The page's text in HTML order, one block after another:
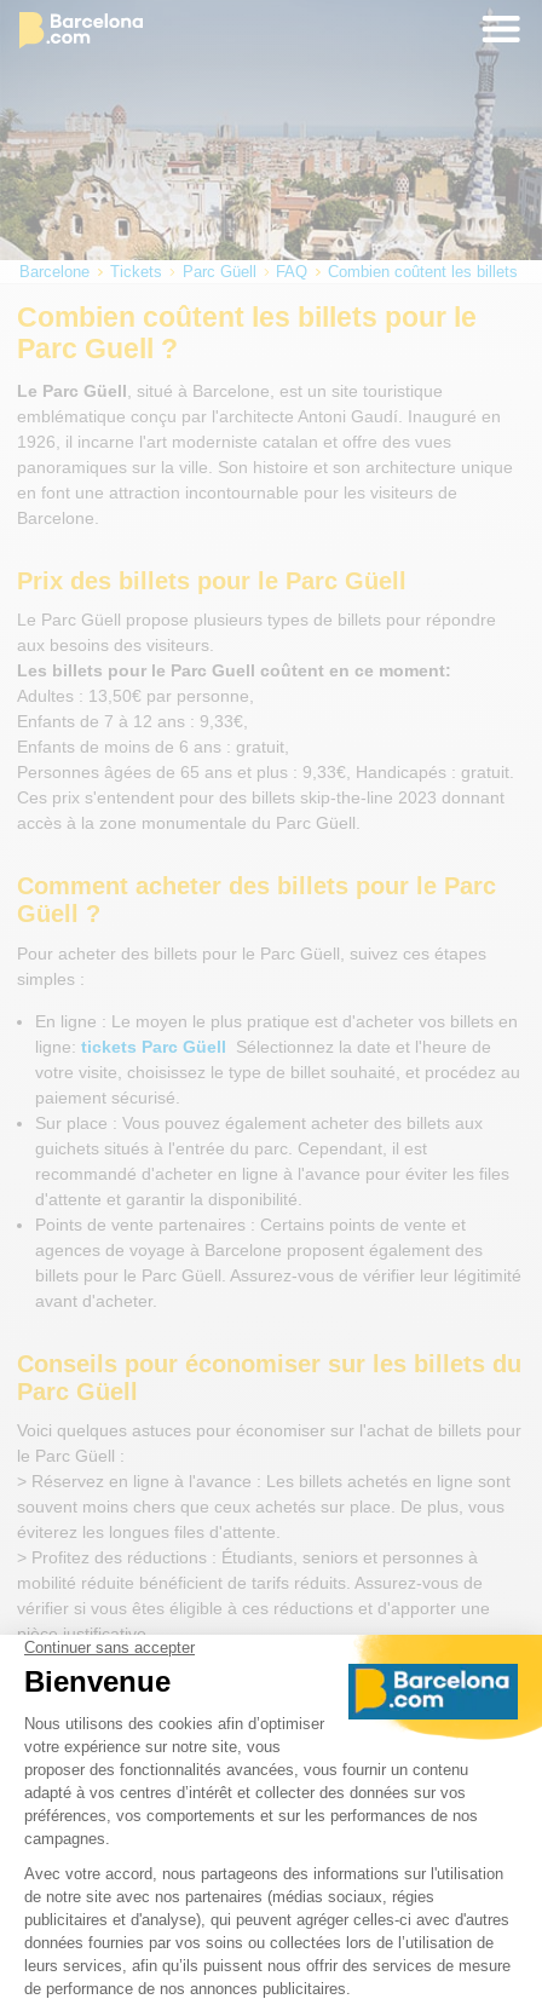
Barcelone Tickets Parc Güell FAQ Combien coûtent les billets
Combien coûtent les billets pour le
Parc Guell ?
Le Parc Güell , situé à Barcelone, est un site touristique
emblématique conçu par l'architecte Antoni Gaudí. Inauguré en
1926, il incarne l'art moderniste catalan et offre des vues
panoramiques sur la ville. Son histoire et son architecture unique
en font une attraction incontournable pour les visiteurs de
Barcelone.
Prix des billets pour le Parc Güell
Le Parc Güell propose plusieurs types de billets pour répondre
aux besoins des visiteurs.
Les billets pour le Parc Guell coûtent en ce moment:
Adultes : 13,50€ par personne,
Enfants de 7 à 12 ans : 9,33€,
Enfants de moins de 6 ans : gratuit,
Personnes âgées de 65 ans et plus : 9,33€, Handicapés : gratuit.
Ces prix s'entendent pour des billets skip-the-line 2023 donnant
accès à la zone monumentale du Parc Güell.
Comment acheter des billets pour le Parc
Güell ?
Pour acheter des billets pour le Parc Güell, suivez ces étapes
simples :
En ligne : Le moyen le plus pratique est d'acheter vos billets en
ligne: tickets Parc Güell Sélectionnez la date et l'heure de
votre visite, choisissez le type de billet souhaité, et procédez au
paiement sécurisé.
Sur place : Vous pouvez également acheter des billets aux
guichets situés à l'entrée du parc. Cependant, il est
recommandé d'acheter en ligne à l'avance pour éviter les files
d'attente et garantir la disponibilité.
Points de vente partenaires : Certains points de vente et
agences de voyage à Barcelone proposent également des
billets pour le Parc Güell. Assurez-vous de vérifier leur légitimité
avant d'acheter.
Conseils pour économiser sur les billets du
Parc Güell
Voici quelques astuces pour économiser sur l'achat de billets pour
le Parc Güell :
> Réservez en ligne à l'avance : Les billets achetés en ligne sont
souvent moins chers que ceux achetés sur place. De plus, vous
éviterez les longues files d'attente.
> Profitez des réductions : Étudiants, seniors et personnes à
mobilité réduite bénéficient de tarifs réduits. Assurez-vous de
vérifier si vous êtes éligible à ces réductions et d'apporter une
pièce justificative.
> Visitez en groupe : Les groupes de plus de 10 personnes
bénéficient de tarifs réduits. Si vous voyagez avec des amis ou de
la famille, achetez vos billets ensemble pour obtenir une
réduction.
> Billets résidents : Les résidents de Barcelone peuvent profiter
de tarifs spéciaux en présentant une pièce d'identité. Si vous
habitez à Barcelone, n'oubliez pas de profiter de cette offre.
> Offres spéciales et promotions : Consultez régulièrement le site
officiel du Parc Güell et d'autres sites de réservation pour des
offres spéciales et des promotions saisonnières.